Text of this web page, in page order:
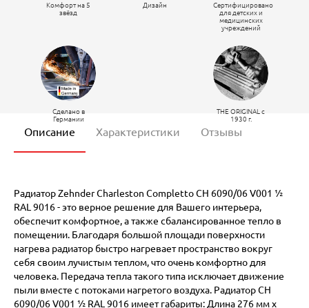
Комфорт на 5
звёзд
Дизайн
Сертифицировано
для детских и
медицинских
учреждений
Сделано в
Германии
THE ORIGINAL c
1930 г.
Описание Характеристики Отзывы
Радиатор Zehnder Charleston Completto CH 6090/06 V001 ½
RAL 9016 - это верное решение для Вашего интерьера,
обеспечит комфортное, а также сбалансированное тепло в
помещении. Благодаря большой площади поверхности
нагрева радиатор быстро нагревает пространство вокруг
себя своим лучистым теплом, что очень комфортно для
человека. Передача тепла такого типа исключает движение
пыли вместе с потоками нагретого воздуха. Радиатор CH
6090/06 V001 ½ RAL 9016 имеет габариты: Длина 276 мм х